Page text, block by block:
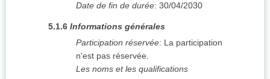
Date de fin de durée: 30/04/2030
5.1.6 Informations générales
Participation réservée: La participation
n'est pas réservée.
Les noms et les qualifications